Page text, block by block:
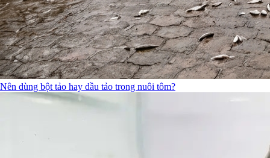
Nên dùng bột tảo hay dầu tảo trong nuôi tôm?